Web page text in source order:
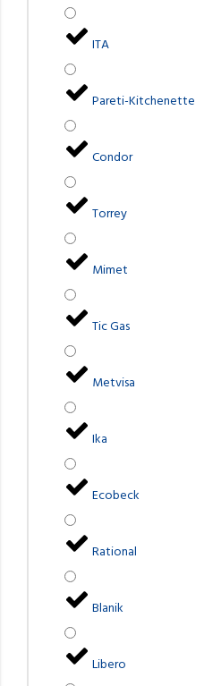
ITA
Pareti-Kitchenette
Condor
Torrey
Mimet
Tic Gas
Metvisa
Ika
Ecobeck
Rational
Blanik
Libero